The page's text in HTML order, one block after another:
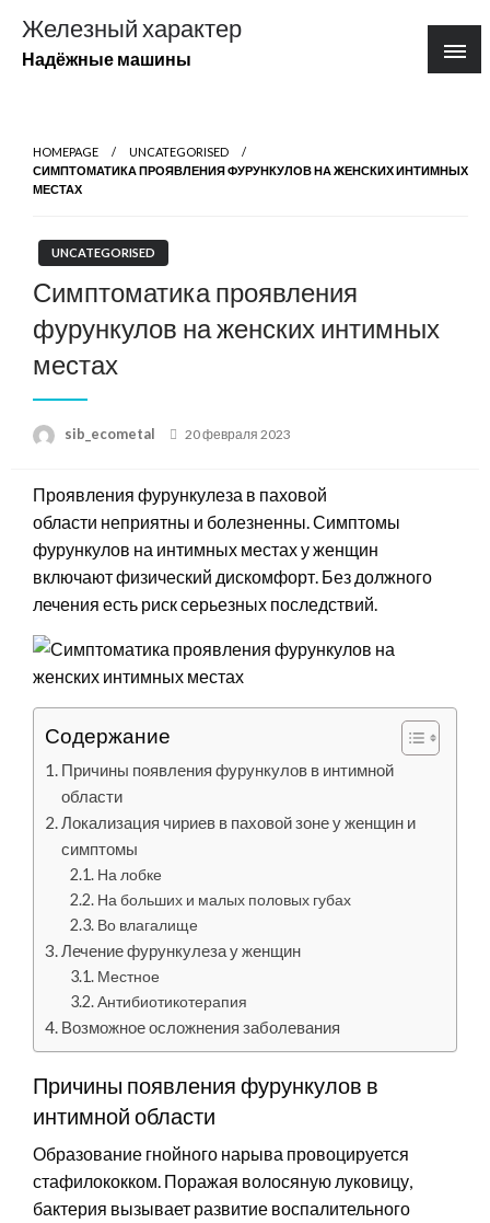
содержимому
Железный характер
Надёжные машины
HOMEPAGE
UNCATEGORISED
СИМПТОМАТИКА ПРОЯВЛЕНИЯ ФУРУНКУЛОВ НА ЖЕНСКИХ ИНТИМНЫХ
МЕСТАХ
UNCATEGORISED
Симптоматика проявления
фурункулов на женских интимных
местах
sib_ecometal
Posted
20 февраля 2023
Проявления фурункулеза в паховой
области неприятны и болезненны. Симптомы
фурункулов на интимных местах у женщин
включают физический дискомфорт. Без должного
лечения есть риск серьезных последствий.
Содержание
Причины появления фурункулов в интимной
области
Локализация чириев в паховой зоне у женщин и
симптомы
На лобке
На больших и малых половых губах
Во влагалище
Лечение фурункулеза у женщин
Местное
Антибиотикотерапия
Возможное осложнения заболевания
Причины появления фурункулов в
интимной области
Образование гнойного нарыва провоцируется
стафилококком. Поражая волосяную луковицу,
бактерия вызывает развитие воспалительного